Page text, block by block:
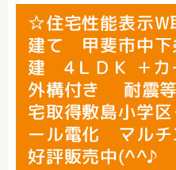
☆住宅性能表示
建て 甲斐市中
建 4ＬＤＫ ＋カ
外構付き 耐震等
宅取得敷島小学
ール電化 マルチ
好評販売中(^^♪